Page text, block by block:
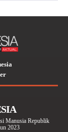
Manusia Republik
2023